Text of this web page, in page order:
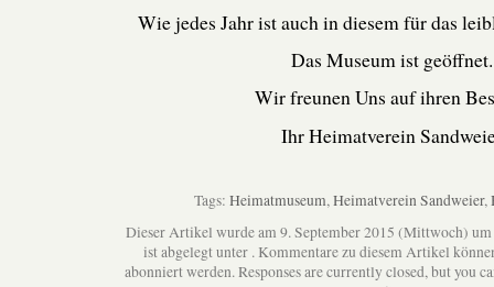
Wie jedes Jahr ist auch in diesem für das
Das Museum ist geöffnet.
Wir freunen Uns auf ihren
Ihr Heimatverein
Tags: Heimatmuseum,Heimatverein Sandweier,
Dieser Artikel wurde am 9. September 2015 (Mittwoch)
ist abgelegt unter . Kommentare zu diesem Artikel
abonniert werden. Responses are currently closed, but you